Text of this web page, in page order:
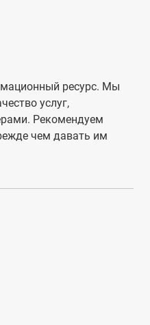
ресурс. Мы
услуг,
Рекомендуем
чем давать им